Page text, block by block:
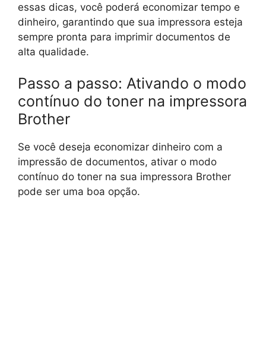
essas dicas, você poderá economizar tempo e
dinheiro, garantindo que sua impressora esteja
sempre pronta para imprimir documentos de
alta qualidade.
Passo a passo: Ativando o modo
contínuo do toner na impressora
Brother
Se você deseja economizar dinheiro com a
impressão de documentos, ativar o modo
contínuo do toner na sua impressora Brother
pode ser uma boa opção.